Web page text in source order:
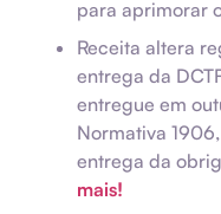
para aprimorar
Receita altera
entrega da
entregue em
Normativa
entrega da
mais!